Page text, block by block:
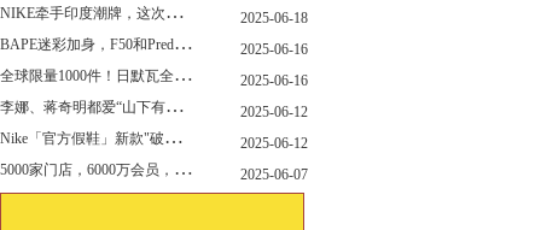
N
IKE牵手印度潮牌，这次真的不一样 2025-06-18
B
APE迷彩加身，F50和Predator迎来全新联名 2025-06-16
全
球限量1000件！日默瓦全新多功能设计凳来了 2025-06-16
李
娜、蒋奇明都爱“山下有松”！东方美学包袋，为什么引领风向？ 2025-06-12
N
ike「官方假鞋」新款"破防退出游戏"曝光，确认发售 2025-06-12
5
000家门店，6000万会员，30亿“内衣大王”大手笔分红！ 2025-06-07